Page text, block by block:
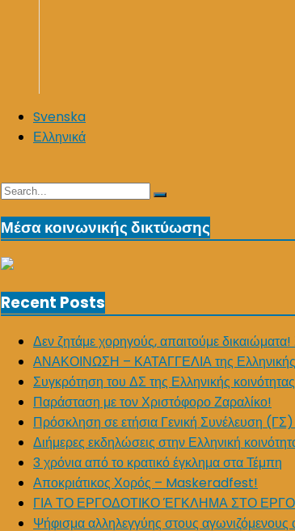
Svenska
Ελληνικά
Search
Search
Μέσα κοινωνικής δικτύωσης
Recent Posts
Δεν ζητάμε χορηγούς, απαιτούμε
ΑΝΑΚΟΙΝΩΣΗ – ΚΑΤΑΓΓΕΛΙΑ της Ελληνικής
Συγκρότηση του ΔΣ της Ελληνικής
Παράσταση με τον Χριστόφορο Ζαραλίκο!
Πρόσκληση σε ετήσια Γενική Συνέλευση
Διήμερες εκδηλώσεις στην Ελληνική
3 χρόνια από το κρατικό έγκλημα στα Τέμπη
Αποκριάτικος Χορός – Maskeradfest!
ΓΙΑ ΤΟ ΕΡΓΟΔΟΤΙΚΟ ΈΓΚΛΗΜΑ ΣΤΟ
Ψήφισμα αλληλεγγύης στους